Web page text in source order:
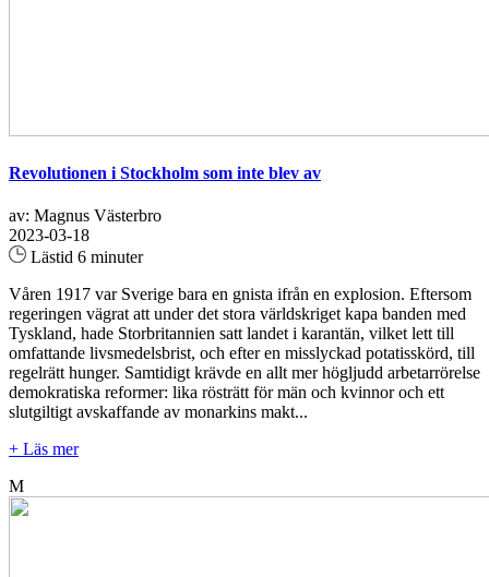
Revolutionen i Stockholm som inte blev av
av: Magnus Västerbro
2023-03-18
Lästid 6 minuter
Våren 1917 var Sverige bara en gnista ifrån en explosion. Eftersom
regeringen vägrat att under det stora världskriget kapa banden med
Tyskland, hade Storbritannien satt landet i karantän, vilket lett till
omfattande livsmedelsbrist, och efter en misslyckad potatisskörd, till
regelrätt hunger. Samtidigt krävde en allt mer högljudd arbetarrörelse
demokratiska reformer: lika rösträtt för män och kvinnor och ett
slutgiltigt avskaffande av monarkins makt...
+ Läs mer
M